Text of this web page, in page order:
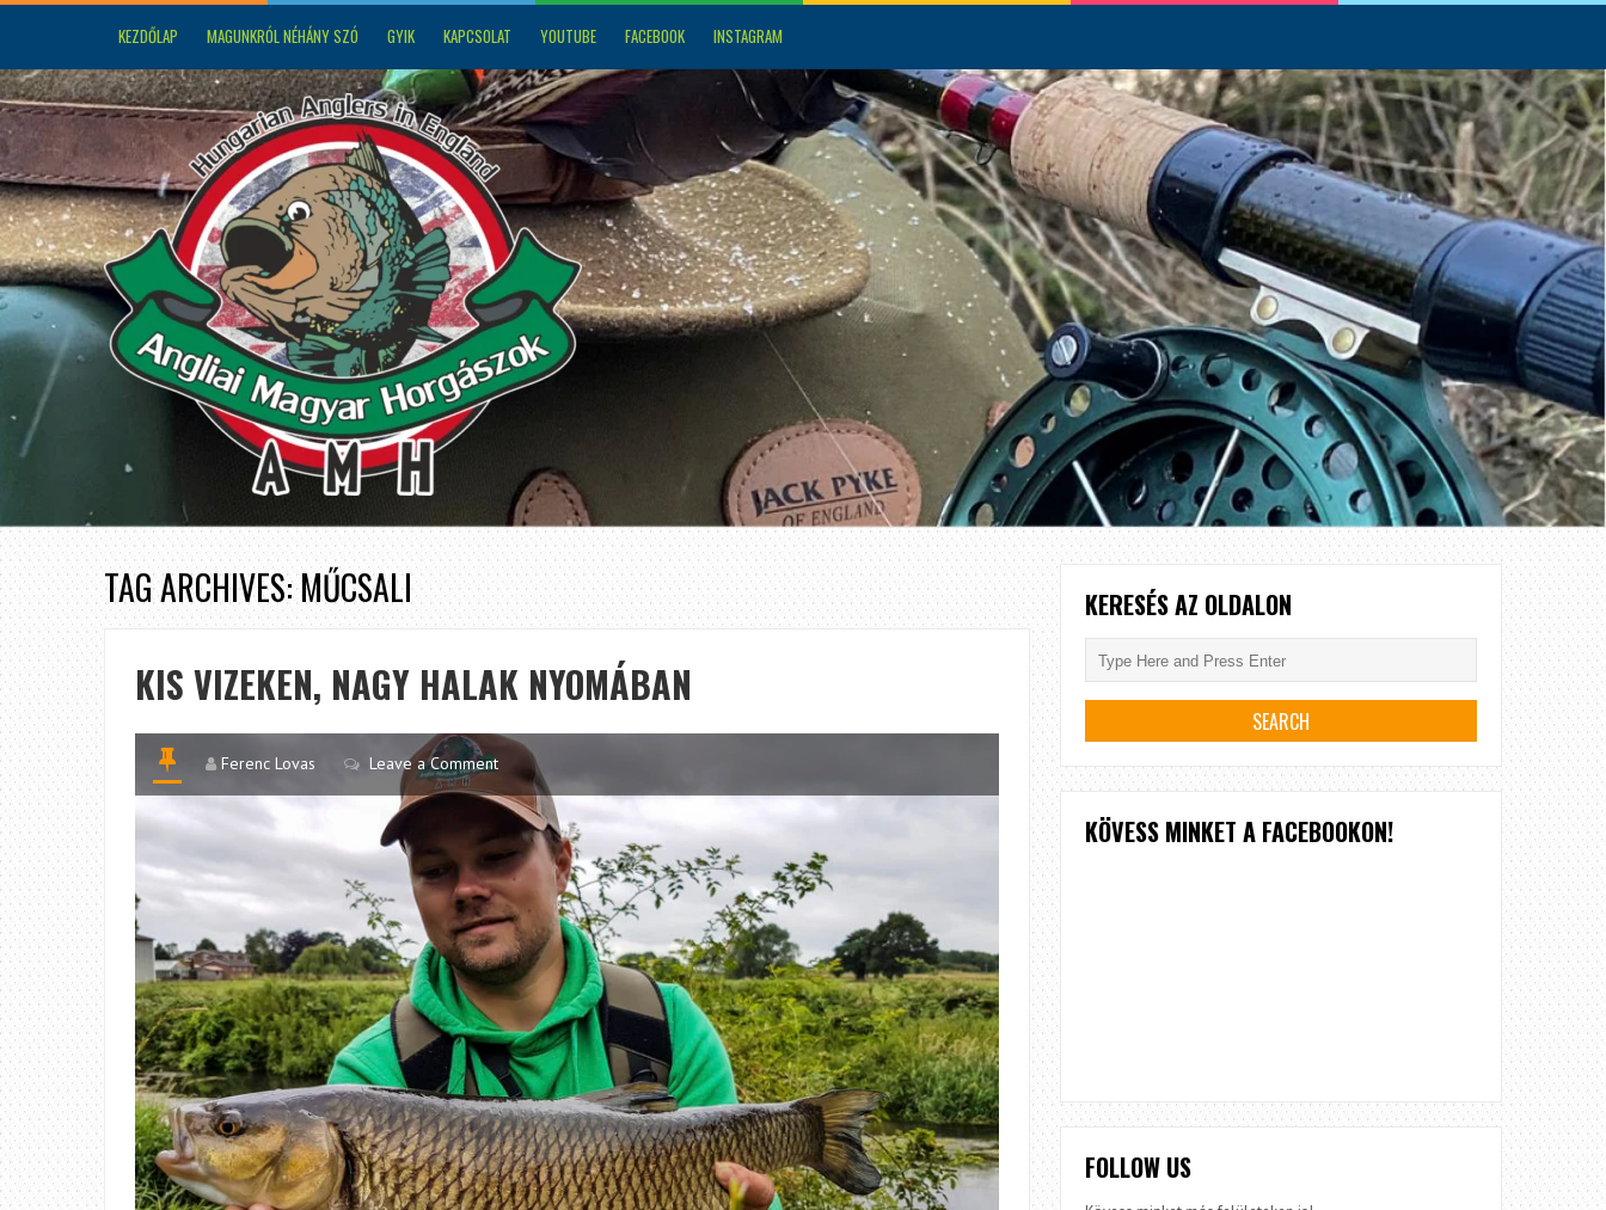
KEZDŐLAP MAGUNKRÓL NÉHÁNY SZÓ GYIK KAPCSOLAT YOUTUBE FACEBOOK INSTAGRAM
TAG ARCHIVES: MŰCSALI
KIS VIZEKEN, NAGY HALAK NYOMÁBAN
Ferenc Lovas Leave a Comment
KERESÉS AZ OLDALON
KÖVESS MINKET A FACEBOOKON!
FOLLOW US